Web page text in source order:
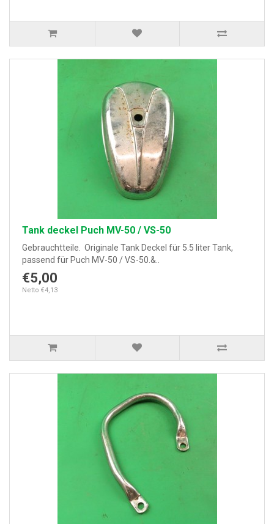
Tank deckel Puch MV-50 / VS-50
Gebrauchtteile. Originale Tank Deckel für 5.5 liter Tank,
passend für Puch MV-50 / VS-50.&..
€5,00
Netto €4,13